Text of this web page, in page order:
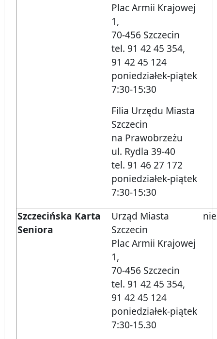
Plac Armii Krajowej
1,
70-456 Szczecin
tel. 91 42 45 354,
91 42 45 124
poniedziałek-piątek
7:30-15:30
Filia Urzędu Miasta
Szczecin
na Prawobrzeżu
ul. Rydla 39-40
tel. 91 46 27 172
poniedziałek-piątek
7:30-15:30
Szczecińska Karta
Seniora
Urząd Miasta
Szczecin
Plac Armii Krajowej
1,
70-456 Szczecin
tel. 91 42 45 354,
91 42 45 124
poniedziałek-piątek
7:30-15.30